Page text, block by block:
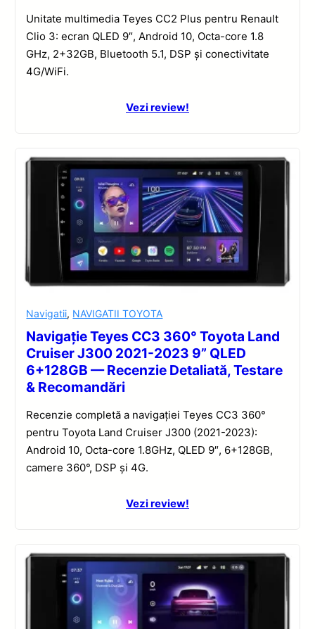
Unitate multimedia Teyes CC2 Plus pentru Renault
Clio 3: ecran QLED 9″, Android 10, Octa-core 1.8
GHz, 2+32GB, Bluetooth 5.1, DSP și conectivitate
4G/WiFi.
Vezi review!
Navigatii, NAVIGATII TOYOTA
Navigație Teyes CC3 360° Toyota Land
Cruiser J300 2021-2023 9” QLED
6+128GB — Recenzie Detaliată, Testare
& Recomandări
Recenzie completă a navigației Teyes CC3 360°
pentru Toyota Land Cruiser J300 (2021-2023):
Android 10, Octa-core 1.8GHz, QLED 9″, 6+128GB,
camere 360°, DSP și 4G.
Vezi review!